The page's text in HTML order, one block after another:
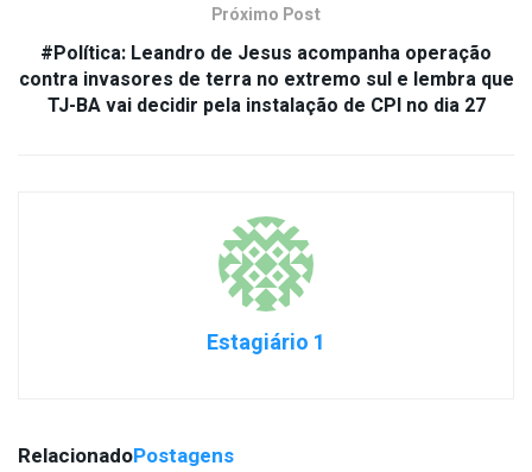
Próximo Post
#Política: Leandro de Jesus acompanha operação
contra invasores de terra no extremo sul e lembra que
TJ-BA vai decidir pela instalação de CPI no dia 27
Estagiário 1
RelacionadoPostagens